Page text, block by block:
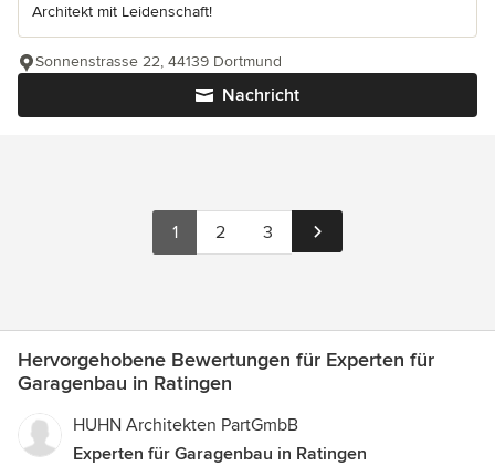
Architekt mit Leidenschaft!
Nachricht
Sonnenstrasse 22, 44139 Dortmund
1 2 3
Hervorgehobene Bewertungen für Experten für
Garagenbau in Ratingen
HUHN Architekten PartGmbB
Experten für Garagenbau in Ratingen